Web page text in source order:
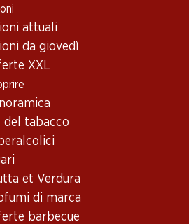
attuali
da giovedì
XXL
del tabacco
et Verdura
di marca
barbecue
Assortimento vini
126.–
AOC Graubünden